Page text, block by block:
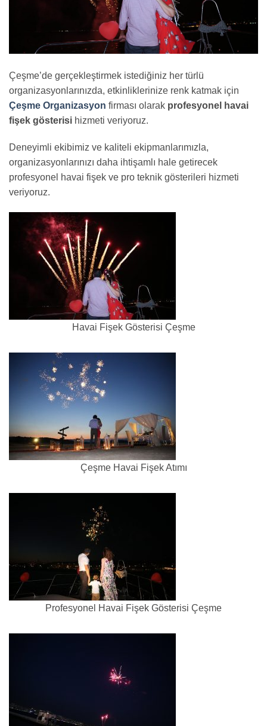
Çeşme’de gerçekleştirmek istediğiniz her türlü
organizasyonlarınızda, etkinliklerinize renk katmak için
Çeşme Organizasyon firması olarak profesyonel havai
fişek gösterisi hizmeti veriyoruz.
Deneyimli ekibimiz ve kaliteli ekipmanlarımızla,
organizasyonlarınızı daha ihtişamlı hale getirecek
profesyonel havai fişek ve pro teknik gösterileri hizmeti
veriyoruz.
Havai Fişek Gösterisi Çeşme
Çeşme Havai Fişek Atımı
Profesyonel Havai Fişek Gösterisi Çeşme